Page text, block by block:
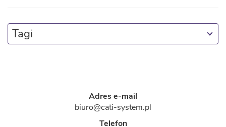
Tagi
Adres e-mail
biuro@cati-system.pl
Telefon